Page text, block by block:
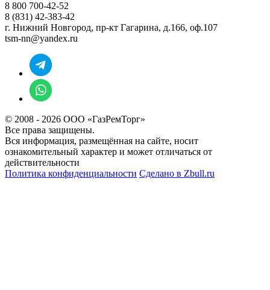
8 800 700-42-52
8 (831) 42-383-42
г. Нижний Новгород, пр-кт Гагарина, д.166, оф.107
tsm-nn@yandex.ru
© 2008 - 2026 ООО «ГазРемТорг»
Все права защищены.
Вся информация, размещённая на сайте, носит
ознакомительный характер и может отличаться от
действительности
Политика конфиденциальности Сделано в Zbull.ru